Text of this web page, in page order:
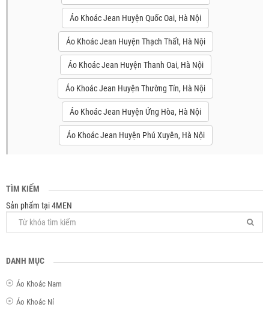
Áo Khoác Jean Huyện Quốc Oai, Hà Nội
Áo Khoác Jean Huyện Thạch Thất, Hà Nội
Áo Khoác Jean Huyện Thanh Oai, Hà Nội
Áo Khoác Jean Huyện Thường Tín, Hà Nội
Áo Khoác Jean Huyện Ứng Hòa, Hà Nội
Áo Khoác Jean Huyện Phú Xuyên, Hà Nội
TÌM KIẾM
Sản phẩm tại 4MEN
DANH MỤC
Áo Khoác Nam
Áo Khoác Nỉ